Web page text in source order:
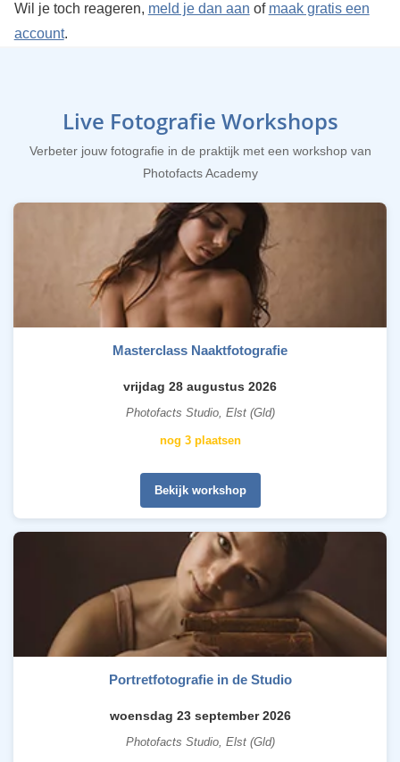
Wil je toch reageren, meld je dan aan of maak gratis een
account.
Live Fotografie Workshops
Verbeter jouw fotografie in de praktijk met een workshop van
Photofacts Academy
Masterclass Naaktfotografie
vrijdag 28 augustus 2026
Photofacts Studio, Elst (Gld)
nog 3 plaatsen
Bekijk workshop
Portretfotografie in de Studio
woensdag 23 september 2026
Photofacts Studio, Elst (Gld)